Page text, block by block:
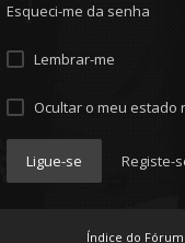
Esqueci-me da senha
Lembrar-me
Ocultar o meu estado
Ligue-se Registe-
Índice do Fórum